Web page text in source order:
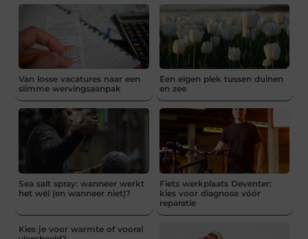
Van losse vacatures naar een
slimme wervingsaanpak
Een eigen plek tussen duinen
en zee
Sea salt spray: wanneer werkt
het wél (en wanneer niet)?
Fiets werkplaats Deventer:
kies voor diagnose vóór
reparatie
Kies je voor warmte of vooral